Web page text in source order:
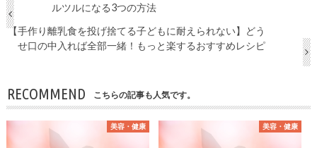
ルツルになる3つの方法
【手作り離乳食を投げ捨てる子どもに耐えられない】どう
せ口の中入れば全部一緒！もっと楽するおすすめレシピ
RECOMMEND こちらの記事も人気です。
美容・健康 美容・健康